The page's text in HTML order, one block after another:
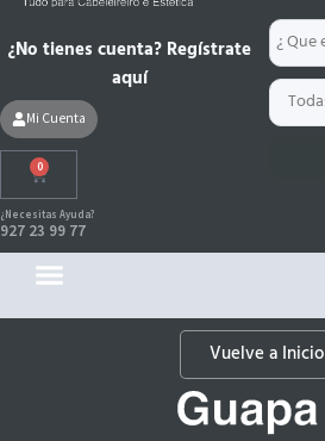
Search
...
¿No tienes cuenta? Regístrate
aquí
Mi Cuenta
0
Carrito
¿Necesitas Ayuda?
927 23 99 77
Vuelve a Inicio